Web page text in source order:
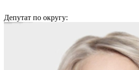
Депутат по округу: